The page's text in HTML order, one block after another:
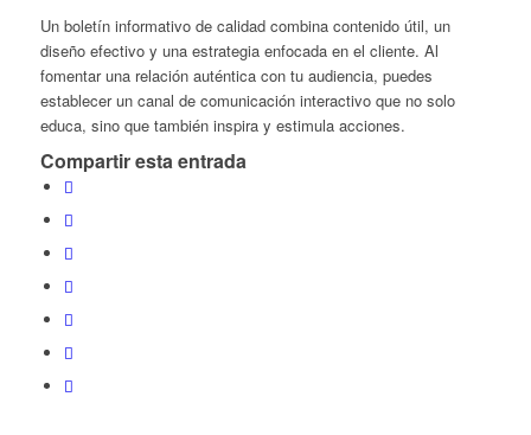
Un boletín informativo de calidad combina contenido útil, un
diseño efectivo y una estrategia enfocada en el cliente. Al
fomentar una relación auténtica con tu audiencia, puedes
establecer un canal de comunicación interactivo que no solo
educa, sino que también inspira y estimula acciones.
Compartir esta entrada